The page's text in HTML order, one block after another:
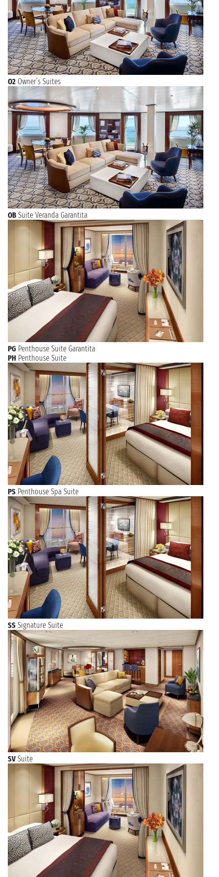
mercoledì 27 settembre 2028
07:00 - 17:00
HITACHINAKA
giovedì 28 settembre 2028
08:00 - 19:00
TOKYO
venerdì 29 settembre 2028
sabato 30 settembre 2028
07:00 - 17:00
MIYAKO
domenica 1 ottobre 2028
08:00 - 20:00
MURORAN
lunedì 2 ottobre 2028
07:30 - 18:30
HAKODATE
martedì 3 ottobre 2028
12:00 - n.d.
OTARU
mercoledì 4 ottobre 2028
n.d. - 22:00
OTARU
giovedì 5 ottobre 2028 NAVIGAZIONE
venerdì 6 ottobre 2028 NAVIGAZIONE
sabato 7 ottobre 2028
07:00 - 16:00
SOKCHO
domenica 8 ottobre 2028
09:00 - 19:00
BUSAN
lunedì 9 ottobre 2028
09:00 - 19:00
martedì 10 ottobre 2028 NAVIGAZIONE
mercoledì 11 ottobre 2028 NAVIGAZIONE
giovedì 12 ottobre 2028
08:00
TOKYO
O2 Owner’s Suites
OB Suite Veranda Garantita
PG Penthouse Suite Garantita
PH Penthouse Suite
PS Penthouse Spa Suite
SS Signature Suite
SV Suite